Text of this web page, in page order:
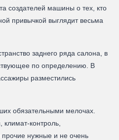
создателей машины о тех, кто
привычкой выглядит весьма
заднего ряда салона, в
по определению. В
разместились
обязательными мелочах.
контроль,
прочие нужные и не очень